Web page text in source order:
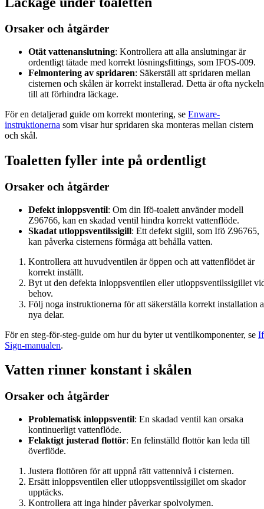
Orsaker och åtgärder
Otät vattenanslutning: Kontrollera att alla anslutningar är
ordentligt tätade med korrekt lösningsfittings, som IFOS-009.
Felmontering av spridaren: Säkerställ att spridaren mellan
cisternen och skålen är korrekt installerad. Detta är ofta nyckeln
till att förhindra läckage.
För en detaljerad guide om korrekt montering, se Enware-
instruktionerna som visar hur spridaren ska monteras mellan cistern
och skål.
Toaletten fyller inte på ordentligt
Orsaker och åtgärder
Defekt inloppsventil: Om din Ifö-toalett använder modell
Z96766, kan en skadad ventil hindra korrekt vattenflöde.
Skadat utloppsventilssigill: Ett defekt sigill, som Ifö Z96765,
kan påverka cisternens förmåga att behålla vatten.
Kontrollera att huvudventilen är öppen och att vattenflödet är
korrekt inställt.
Byt ut den defekta inloppsventilen eller utloppsventilssigillet
behov.
Följ noga instruktionerna för att säkerställa korrekt installation
nya delar.
För en steg-för-steg-guide om hur du byter ut ventilkomponenter, se
Sign-manualen.
Vatten rinner konstant i skålen
Orsaker och åtgärder
Problematisk inloppsventil: En skadad ventil kan orsaka
kontinuerligt vattenflöde.
Felaktigt justerad flottör: En felinställd flottör kan leda till
överflöde.
Justera flottören för att uppnå rätt vattennivå i cisternen.
Ersätt inloppsventilen eller utloppsventilssigillet om skador
upptäcks.
Kontrollera att inga hinder påverkar spolvolymen.